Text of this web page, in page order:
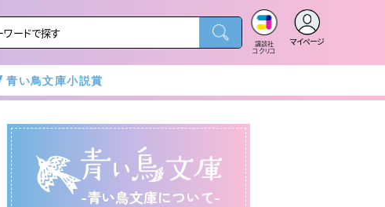
講談社
コクリコ
マイページ
青い鳥文庫小説賞
-青い鳥文庫について-